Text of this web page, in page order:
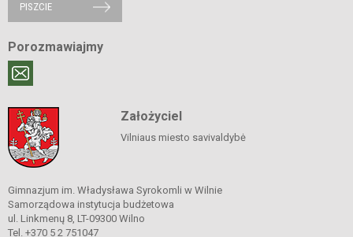
PISZCIE
Porozmawiajmy
Założyciel
Vilniaus miesto savivaldybė
Gimnazjum im. Władysława Syrokomli w Wilnie
Samorządowa instytucja budżetowa
ul. Linkmenų 8, LT-09300 Wilno
Tel. +370 5 2 751047